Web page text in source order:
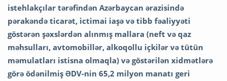
istehlakçılar tərəfindən Azərbaycan ərazisində
pərakəndə ticarət, ictimai iaşə və tibb fəaliyyəti
göstərən şəxslərdən alınmış mallara (neft və qaz
məhsulları, avtomobillər, alkoqollu içkilər və tütün
məmulatları istisna olmaqla) və göstərilən xidmətlərə
görə ödənilmiş ƏDV-nin 65,2 milyon manatı geri